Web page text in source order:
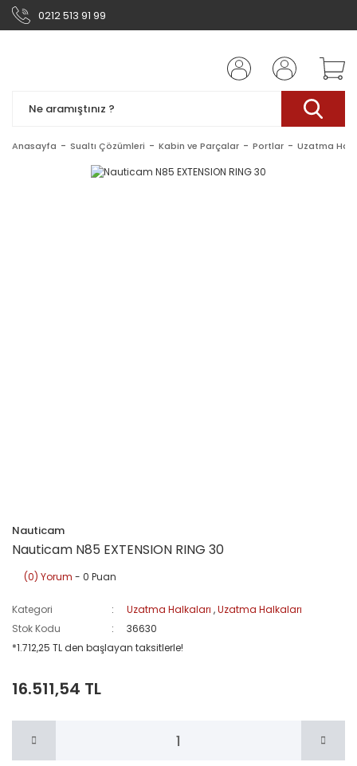
0212 513 91 99
Anasayfa Sualtı Çözümleri Kabin ve Parçalar Portlar Uzatma
Nauticam
Nauticam N85 EXTENSION RING 30
(0) Yorum - 0 Puan
Kategori Uzatma Halkaları ,Uzatma Halkaları
Stok Kodu
36630
*1.712,25 TL den başlayan taksitlerle!
16.511,54 TL